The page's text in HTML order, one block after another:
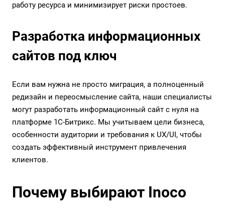
работу ресурса и минимизирует риски простоев.
Разработка информационных
сайтов под ключ
Если вам нужна не просто миграция, а полноценный
редизайн и переосмысление сайта, наши специалисты
могут разработать информационный сайт с нуля на
платформе 1С-Битрикс. Мы учитываем цели бизнеса,
особенности аудитории и требования к UX/UI, чтобы
создать эффективный инструмент привлечения
клиентов.
Почему выбирают Inoco